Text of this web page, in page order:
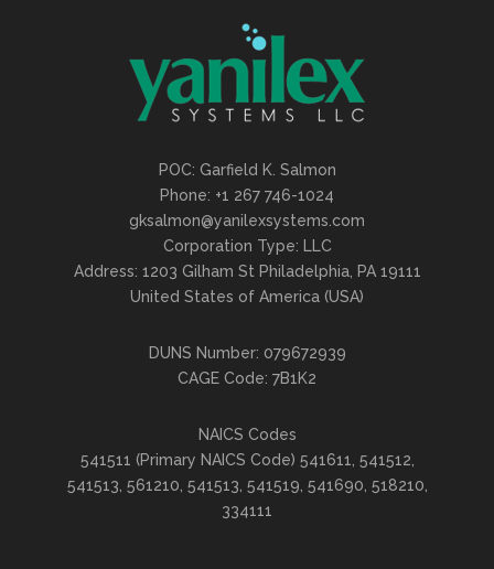
POC: Garfield K. Salmon
Phone: +1 267 746-1024
gksalmon@yanilexsystems.com
Corporation Type: LLC
Address: 1203 Gilham St Philadelphia, PA 19111
United States of America (USA)
DUNS Number: 079672939
CAGE Code: 7B1K2
NAICS Codes
541511 (Primary NAICS Code) 541611, 541512,
541513, 561210, 541513, 541519, 541690, 518210,
334111